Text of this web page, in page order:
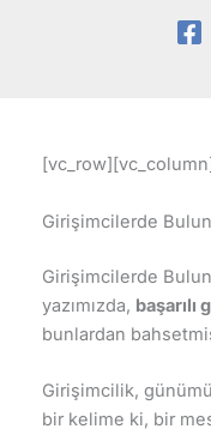
Girişimcilerde
Girişimcilerde
yazımızda,
bunlardan
Girişimcilik,
bir kelime ki, bir